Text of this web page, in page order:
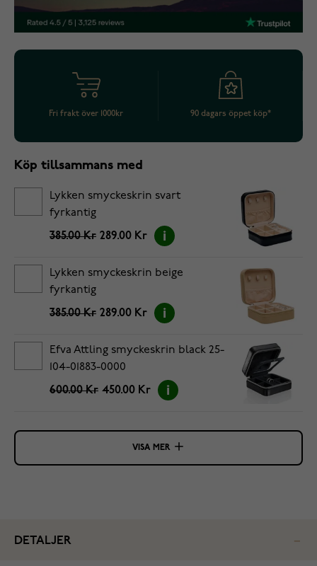
Fri frakt över 1000kr 90 dagars öppet köp*
Köp tillsammans med
Lykken smyckeskrin svart
fyrkantig
385.00 Kr 289.00 Kr
Lykken smyckeskrin beige
fyrkantig
385.00 Kr 289.00 Kr
Efva Attling smyckeskrin black 25-
104-01883-0000
600.00 Kr 450.00 Kr
VISA MER
DETALJER